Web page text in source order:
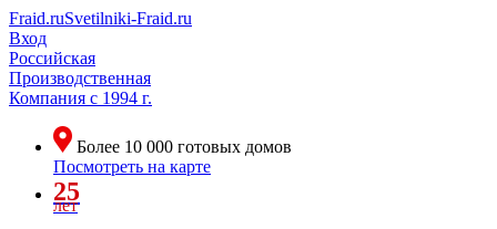
Fraid.ruSvetilniki-Fraid.ru
Вход
Российская
Производственная
Компания с 1994 г.
Более 10 000 готовых домов
Посмотреть на карте
25
лет